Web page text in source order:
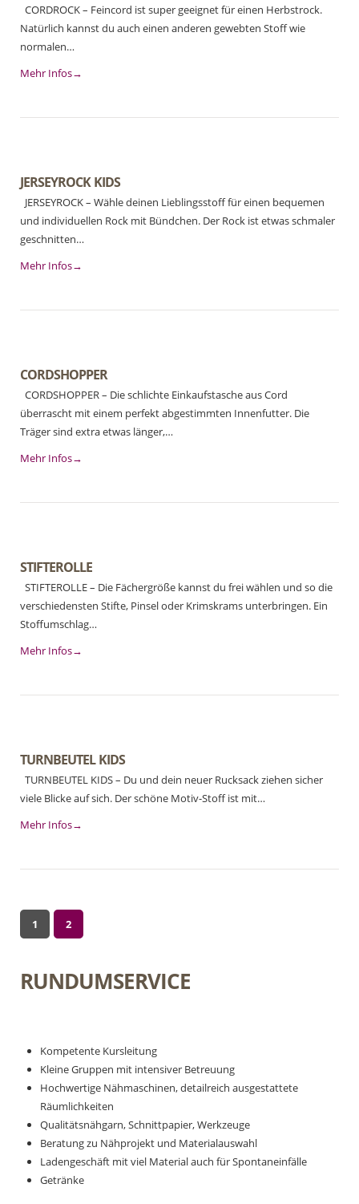
CORDROCK – Feincord ist super geeignet für einen Herbstrock.
Natürlich kannst du auch einen anderen gewebten Stoff wie
normalen…
Mehr Infos→
JERSEYROCK KIDS
JERSEYROCK – Wähle deinen Lieblingsstoff für einen bequemen
und individuellen Rock mit Bündchen. Der Rock ist etwas schmaler
geschnitten…
Mehr Infos→
CORDSHOPPER
CORDSHOPPER – Die schlichte Einkaufstasche aus Cord
überrascht mit einem perfekt abgestimmten Innenfutter. Die
Träger sind extra etwas länger,…
Mehr Infos→
STIFTEROLLE
STIFTEROLLE – Die Fächergröße kannst du frei wählen und so die
verschiedensten Stifte, Pinsel oder Krimskrams unterbringen. Ein
Stoffumschlag…
Mehr Infos→
TURNBEUTEL KIDS
TURNBEUTEL KIDS – Du und dein neuer Rucksack ziehen sicher
viele Blicke auf sich. Der schöne Motiv-Stoff ist mit…
Mehr Infos→
1 2
RUNDUMSERVICE
Kompetente Kursleitung
Kleine Gruppen mit intensiver Betreuung
Hochwertige Nähmaschinen, detailreich ausgestattete
Räumlichkeiten
Qualitätsnähgarn, Schnittpapier, Werkzeuge
Beratung zu Nähprojekt und Materialauswahl
Ladengeschäft mit viel Material auch für Spontaneinfälle
Getränke